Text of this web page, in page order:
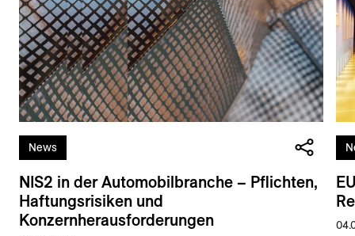
News
NIS2 in der Automobilbranche – Pflichten,
Haftungsrisiken und
Konzernherausforderungen